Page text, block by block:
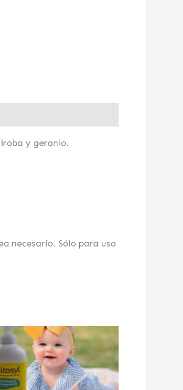
y geranio.
necesario. Sólo para uso